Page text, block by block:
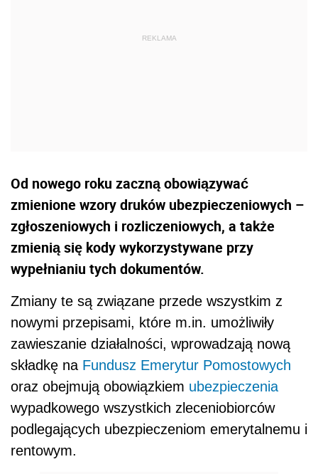
Od nowego roku zaczną obowiązywać
zmienione wzory druków ubezpieczeniowych –
zgłoszeniowych i rozliczeniowych, a także
zmienią się kody wykorzystywane przy
wypełnianiu tych dokumentów.
Zmiany te są związane przede wszystkim z
nowymi przepisami, które m.in. umożliwiły
zawieszanie działalności, wprowadzają nową
składkę na Fundusz Emerytur Pomostowych
oraz obejmują obowiązkiem ubezpieczenia
wypadkowego wszystkich zleceniobiorców
podlegających ubezpieczeniom emerytalnemu i
rentowym.